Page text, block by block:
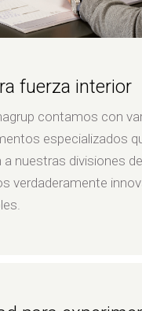
fuerza interior
contamos con
especializados
a nuestras divisiones
verdaderamente